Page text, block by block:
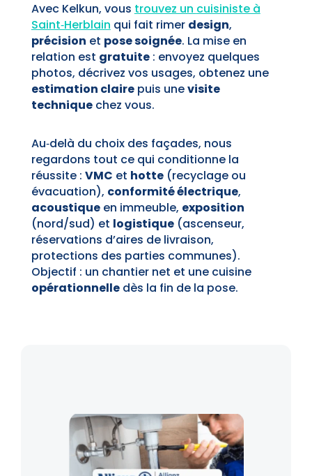
Avec Kelkun, vous trouvez un cuisiniste à
Saint‑Herblain qui fait rimer design,
précision et pose soignée. La mise en
relation est gratuite: envoyez quelques
photos, décrivez vos usages, obtenez une
estimation clairepuis unevisite
techniquechez vous.
Au‑delà du choix des façades, nous
regardons tout ce qui conditionne la
réussite : VMC et hotte(recyclage ou
évacuation), conformité électrique,
acoustiqueen immeuble, exposition
(nord/sud) et logistique(ascenseur,
réservations d’aires de livraison,
protections des parties communes).
Objectif : un chantier net et une cuisine
opérationnelledès la fin de la pose.